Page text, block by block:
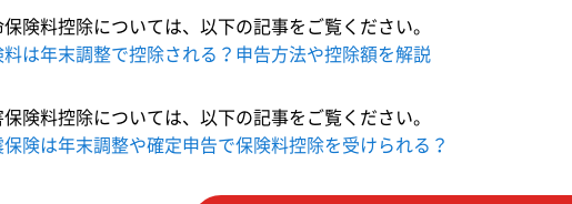
険料控除については、以下の記事をご覧ください。
は年末調整で控除される？申告方法や控除額を解説
険料控除については、以下の記事をご覧ください。
険は年末調整や確定申告で保険料控除を受けられる？